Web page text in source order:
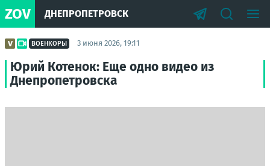
ZOV ДНЕПРОПЕТРОВСК
ВОЕНКОРЫ 3 июня 2026, 19:11
Юрий Котенок: Еще одно видео из
Днепропетровска